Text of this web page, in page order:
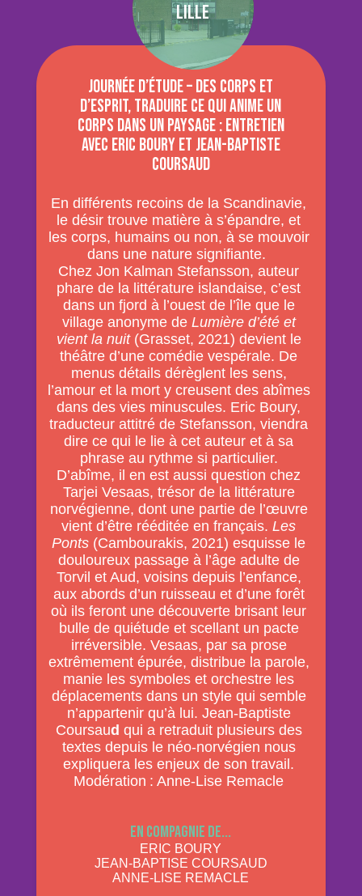
Lille
Journée d’étude – Des corps et
d’esprit, traduire ce qui anime un
corps dans un paysage : entretien
avec Eric Boury et Jean-Baptiste
Coursaud
En différents recoins de la Scandinavie,
le désir trouve matière à s’épandre, et
les corps, humains ou non, à se mouvoir
dans une nature signifiante.
Chez Jon Kalman Stefansson, auteur
phare de la littérature islandaise, c’est
dans un fjord à l’ouest de l’île que le
village anonyme de Lumière d’été et
vient la nuit (Grasset, 2021) devient le
théâtre d’une comédie vespérale. De
menus détails dérèglent les sens,
l’amour et la mort y creusent des abîmes
dans des vies minuscules. Eric Boury,
traducteur attitré de Stefansson, viendra
dire ce qui le lie à cet auteur et à sa
phrase au rythme si particulier.
D’abîme, il en est aussi question chez
Tarjei Vesaas, trésor de la littérature
norvégienne, dont une partie de l’œuvre
vient d’être rééditée en français.Les
Ponts (Cambourakis, 2021) esquisse le
douloureux passage à l’âge adulte de
Torvil et Aud, voisins depuis l’enfance,
aux abords d’un ruisseau et d’une forêt
où ils feront une découverte brisant leur
bulle de quiétude et scellant un pacte
irréversible. Vesaas, par sa prose
extrêmement épurée, distribue la parole,
manie les symboles et orchestre les
déplacements dans un style qui semble
n’appartenir qu’à lui. Jean-Baptiste
Coursaud qui a retraduit plusieurs des
textes depuis le néo-norvégien nous
expliquera les enjeux de son travail.
Modération : Anne-Lise Remacle
En compagnie de...
ERIC BOURY
JEAN-BAPTISE COURSAUD
ANNE-LISE REMACLE